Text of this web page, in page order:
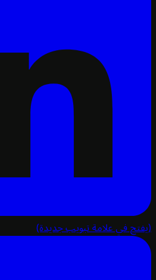
في علامة تبويب جديدة)